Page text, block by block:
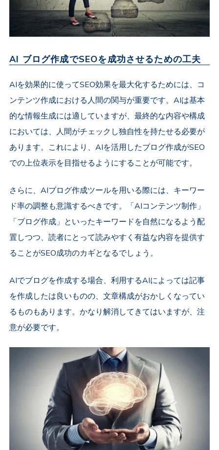
AI ブログ作成でSEOを成功させるための工夫
AIを効果的に使ってSEO効果を最大化するためには、コ
ンテンツ作成における人間の関与が重要です。AIは基本
的な情報生成には適していますが、最終的な内容や構成
においては、人間がチェックし独自性を持たせる必要が
あります。これにより、AIを活用したブログ作成がSEO
での上位表示を目指せるようにすることが可能です。
さらに、AIブログ作成ツールを用いる際には、キーワー
ド率の調整も意識するべきです。「AIコンテンツ制作」
「ブログ作成」といったキーワードを自然になるよう配
置しつつ、読者にとって読みやすく有益な内容を提供す
ることがSEO成功のカギとなるでしょう。
AIでブログを作成する場合、利用するAIによっては記事
を作成したは良いものの、文章構成がおかしくなってい
るものもあります。かなり解消してきてはいますが、注
意が必要です。